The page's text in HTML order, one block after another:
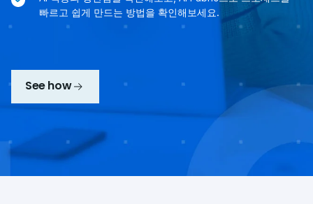
빠르고 쉽게 만드는 방법을 확인해보세요.
See how